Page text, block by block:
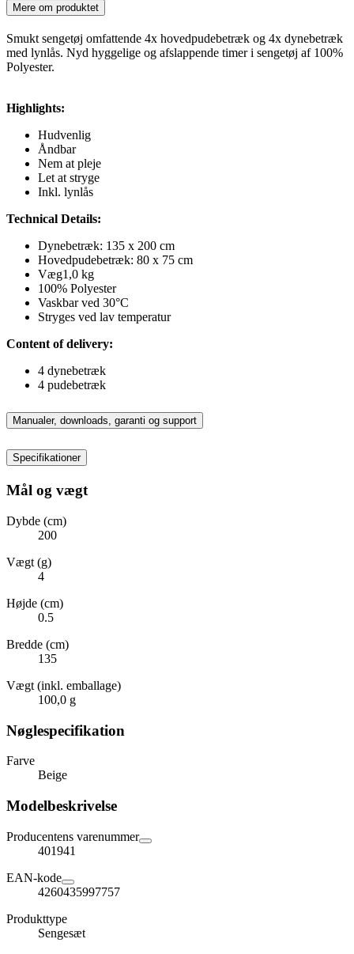
Mere om produktet
Smukt sengetøj omfattende 4x hovedpudebetræk og 4x dynebetræk
med lynlås. Nyd hyggelige og afslappende timer i sengetøj af 100%
Polyester.
Highlights:
Hudvenlig
Åndbar
Nem at pleje
Let at stryge
Inkl. lynlås
Technical Details:
Dynebetræk: 135 x 200 cm
Hovedpudebetræk: 80 x 75 cm
Væg1,0 kg
100% Polyester
Vaskbar ved 30°C
Stryges ved lav temperatur
Content of delivery:
4 dynebetræk
4 pudebetræk
Manualer, downloads, garanti og support
Specifikationer
Mål og vægt
Dybde (cm)
200
Vægt (g)
4
Højde (cm)
0.5
Bredde (cm)
135
Vægt (inkl. emballage)
100,0 g
Nøglespecifikation
Farve
Beige
Modelbeskrivelse
Producentens varenummer
401941
EAN-kode
4260435997757
Produkttype
Sengesæt